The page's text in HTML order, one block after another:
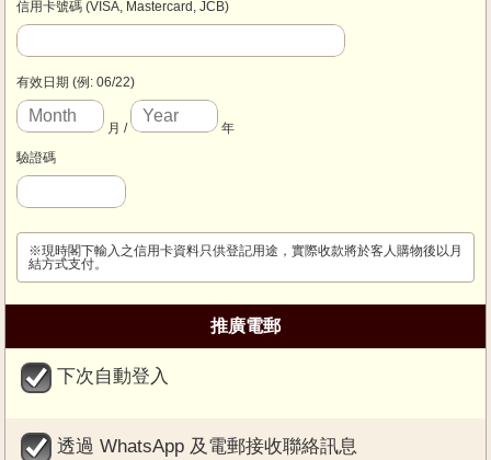
信用卡號碼 (VISA, Mastercard, JCB)
有效日期 (例: 06/22)
月 /
年
驗證碼
※現時閣下輸入之信用卡資料只供登記用途，實際收款將於客人購物後以月
結方式支付。
推廣電郵
下次自動登入
透過 WhatsApp 及電郵接收聯絡訊息